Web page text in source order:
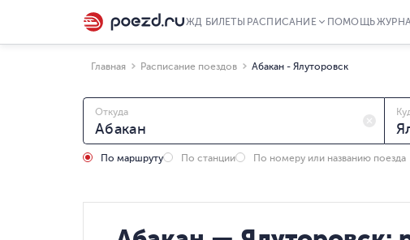
ЖД БИЛЕТЫ РАСПИСАНИЕ ПОМОЩЬ
Главная Расписание поездов Абакан - Ялуторовск
Откуда
По маршруту По станции По номеру или названию поезда